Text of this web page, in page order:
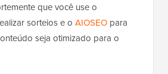
que você use o
sorteios e o AIOSEO para
seja otimizado para o